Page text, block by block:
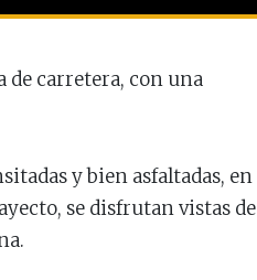
de carretera, con una
y bien asfaltadas, en
se disfrutan vistas de